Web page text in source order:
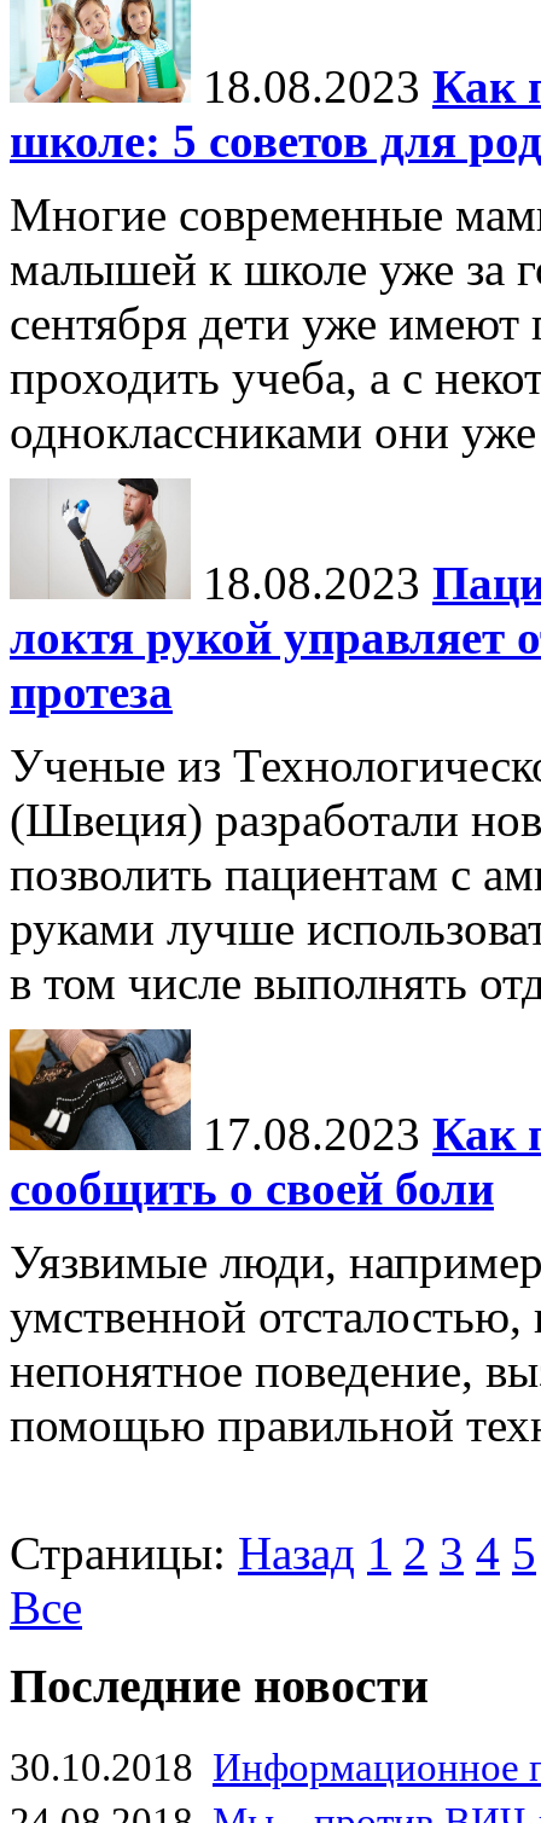
18.08.2023 Как
школе: 5 советов для
Многие современные
малышей к школе уже за
сентября дети уже имеют
проходить учеба, а с
одноклассниками они
18.08.2023
локтя рукой
протеза
Ученые из
(Швеция) разработали
позволить пациентам с
руками лучше
в том числе выполнять
17.08.2023 Как
сообщить о своей боли
Уязвимые люди,
умственной
непонятное поведение,
помощью правильной
Страницы: Назад 1 2 3 4 5
Все
Последние новости
30.10.2018 Информационное